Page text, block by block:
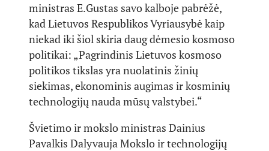
ministras E.Gustas savo kalboje pabrėžė,
kad Lietuvos Respublikos Vyriausybė kaip
niekad iki šiol skiria daug dėmesio kosmoso
politikai: „Pagrindinis Lietuvos kosmoso
politikos tikslas yra nuolatinis žinių
siekimas, ekonominis augimas ir kosminių
technologijų nauda mūsų valstybei.“
Švietimo ir mokslo ministras Dainius
Pavalkis Dalyvauja Mokslo ir technologijų